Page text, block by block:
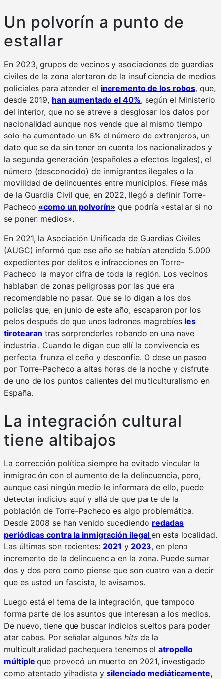
Un polvorín a punto de
estallar
En 2023, grupos de vecinos y asociaciones de guardias
civiles de la zona alertaron de la insuficiencia de medios
policiales para atender el incremento de los robos, que,
desde 2019, han aumentado el 40%, según el Ministerio
del Interior, que no se atreve a desglosar los datos por
nacionalidad aunque nos vende que al mismo tiempo
solo ha aumentado un 6% el número de extranjeros, un
dato que se da sin tener en cuenta los nacionalizados y
la segunda generación (españoles a efectos legales), el
número (desconocido) de inmigrantes ilegales o la
movilidad de delincuentes entre municipios. Fíese más
de la Guardia Civil que, en 2022, llegó a definir Torre-
Pacheco «como un polvorín» que podría «estallar si no
se ponen medios».
En 2021, la Asociación Unificada de Guardias Civiles
(AUGC) informó que ese año se habían atendido 5.000
expedientes por delitos e infracciones en Torre-
Pacheco, la mayor cifra de toda la región. Los vecinos
hablaban de zonas peligrosas por las que era
recomendable no pasar. Que se lo digan a los dos
policías que, en junio de este año, escaparon por los
pelos después de que unos ladrones magrebíes les
tirotearan tras sorprenderles robando en una nave
industrial. Cuando le digan que allí la convivencia es
perfecta, frunza el ceño y desconfíe. O dese un paseo
por Torre-Pacheco a altas horas de la noche y disfrute
de uno de los puntos calientes del multiculturalismo en
España.
La integración cultural
tiene altibajos
La corrección política siempre ha evitado vincular la
inmigración con el aumento de la delincuencia, pero,
aunque casi ningún medio le informará de ello, puede
detectar indicios aquí y allá de que parte de la
población de Torre-Pacheco es algo problemática.
Desde 2008 se han venido sucediendo redadas
periódicas contra la inmigración ilegal en esta localidad.
Las últimas son recientes: 2021 y 2023, en pleno
incremento de la delincuencia en la zona. Puede sumar
dos y dos pero como piense que son cuatro van a decir
que es usted un fascista, le avisamos.
Luego está el tema de la integración, que tampoco
forma parte de los asuntos que interesan a los medios.
De nuevo, tiene que buscar indicios sueltos para poder
atar cabos. Por señalar algunos hits de la
multiculturalidad pachequera tenemos el atropello
múltiple que provocó un muerto en 2021, investigado
como atentado yihadista y silenciado mediáticamente,